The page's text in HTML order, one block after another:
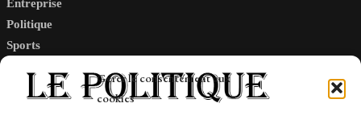
Gérer le consentement aux
cookies
Entreprise
Politique
Sports